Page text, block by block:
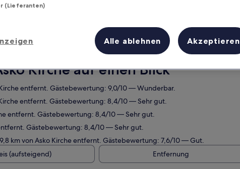
Morgen
Dieses Wochenende
7. Aug. - 9. Aug.
Kirche auf einen Blick
entfernt. Gästebewertung: 9,0/10 — Wunderbar.
entfernt. Gästebewertung: 8,4/10 — Sehr gut.
entfernt. Gästebewertung: 8,4/10 — Sehr gut.
Gästebewertung: 8,4/10 — Sehr gut.
km von Asko Kirche entfernt. Gästebewertung: 7,6/10 — Gut.
(aufsteigend) Entfernung
(Lieferanten)
Alle ablehnen Akzeptieren